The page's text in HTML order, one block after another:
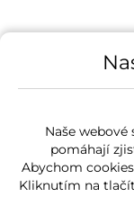
Naše
pomáhají
Abychom
Kliknutím na